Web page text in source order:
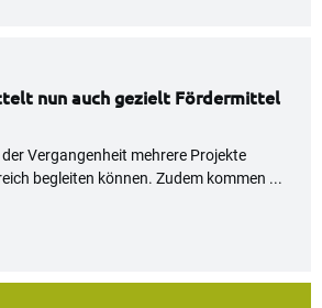
nun auch gezielt Fördermittel
Vergangenheit mehrere Projekte
begleiten können. Zudem kommen ...